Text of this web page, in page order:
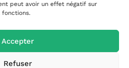
peut avoir un effet négatif sur
Accepter
Refuser
| Tous droits réservés.